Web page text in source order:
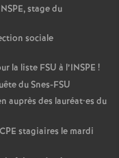
, stage du
sociale
la liste FSU à l’INSPE !
du Snes-FSU
auprès des lauréat•es du
CPE stagiaires le mardi